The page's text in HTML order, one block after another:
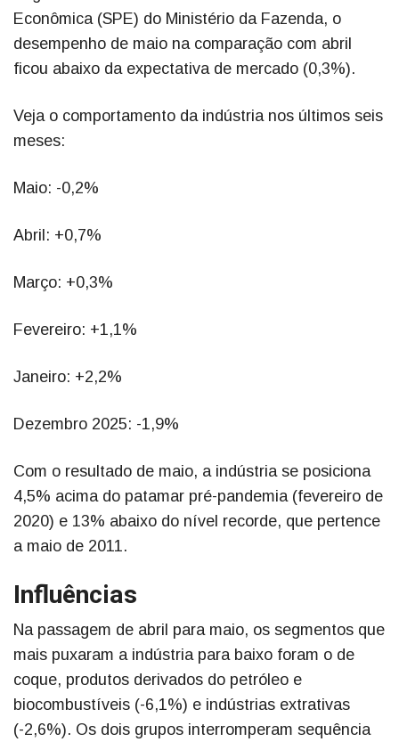
Econômica (SPE) do Ministério da Fazenda, o
desempenho de maio na comparação com abril
ficou abaixo da expectativa de mercado (0,3%).
Veja o comportamento da indústria nos últimos seis
meses:
Maio: -0,2%
Abril: +0,7%
Março: +0,3%
Fevereiro: +1,1%
Janeiro: +2,2%
Dezembro 2025: -1,9%
Com o resultado de maio, a indústria se posiciona
4,5% acima do patamar pré-pandemia (fevereiro de
2020) e 13% abaixo do nível recorde, que pertence
a maio de 2011.
Influências
Na passagem de abril para maio, os segmentos que
mais puxaram a indústria para baixo foram o de
coque, produtos derivados do petróleo e
biocombustíveis (-6,1%) e indústrias extrativas
(-2,6%). Os dois grupos interromperam sequência